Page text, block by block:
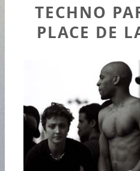
TECHNO
PLACE DE